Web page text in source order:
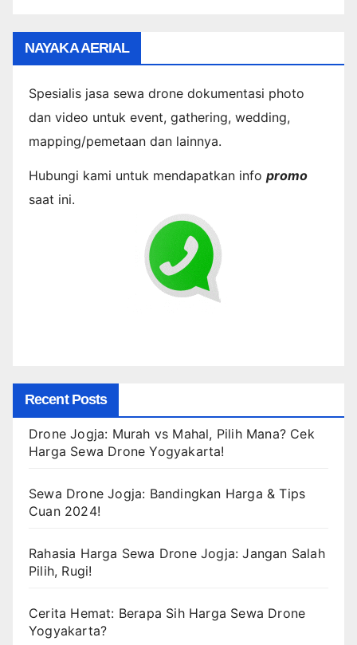
NAYAKA AERIAL
Spesialis jasa sewa drone dokumentasi photo
dan video untuk event, gathering, wedding,
mapping/pemetaan dan lainnya.
Hubungi kami untuk mendapatkan info promo
saat ini.
Recent Posts
Drone Jogja: Murah vs Mahal, Pilih Mana? Cek
Harga Sewa Drone Yogyakarta!
Sewa Drone Jogja: Bandingkan Harga & Tips
Cuan 2024!
Rahasia Harga Sewa Drone Jogja: Jangan Salah
Pilih, Rugi!
Cerita Hemat: Berapa Sih Harga Sewa Drone
Yogyakarta?